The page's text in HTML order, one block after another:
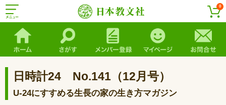
0
日時計24 No.141（12月号）
U-24にすすめる生長の家の生き方マガジン